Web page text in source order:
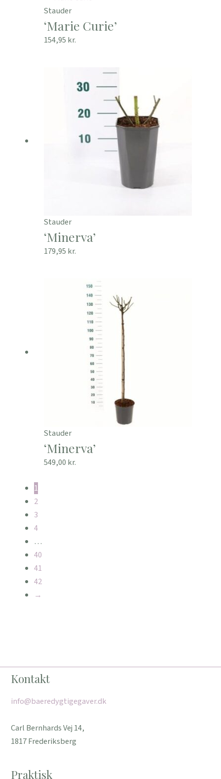
Stauder
‘Marie Curie’
154,95 kr.
Stauder
‘Minerva’
179,95 kr.
Stauder
‘Minerva’
549,00 kr.
1
2
3
4
…
40
41
42
→
Kontakt
info@baeredygtigegaver.dk
Carl Bernhards Vej 14,
1817 Frederiksberg
Praktisk